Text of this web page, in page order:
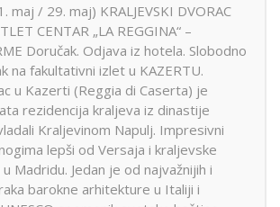
maj / 29. maj) KRALJEVSKI DVORAC
CENTAR „LA REGGINA“ –
Doručak. Odjava iz hotela. Slobodno
na fakultativni izlet u KAZERTU.
u Kazerti (Reggia di Caserta) je
rezidencija kraljeva iz dinastije
Kraljevinom Napulj. Impresivni
lepši od Versaja i kraljevske
Madridu. Jedan je od najvažnijih i
barokne arhitekture u Italiji i